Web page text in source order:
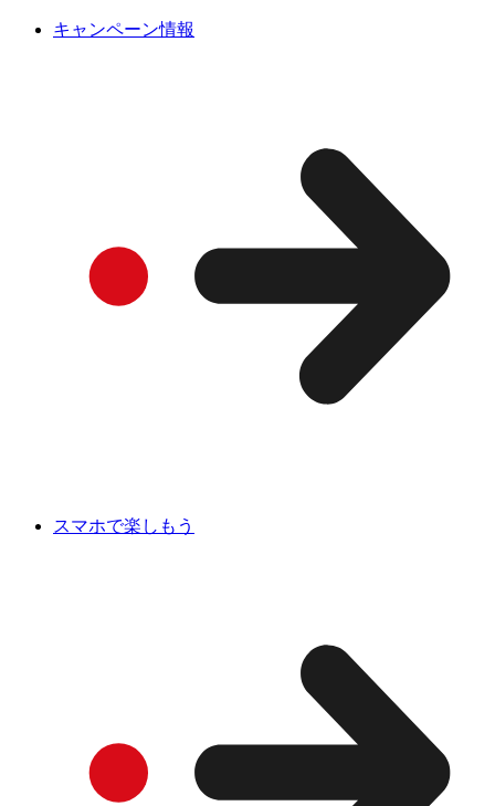
キャンペーン情報
スマホで楽しもう